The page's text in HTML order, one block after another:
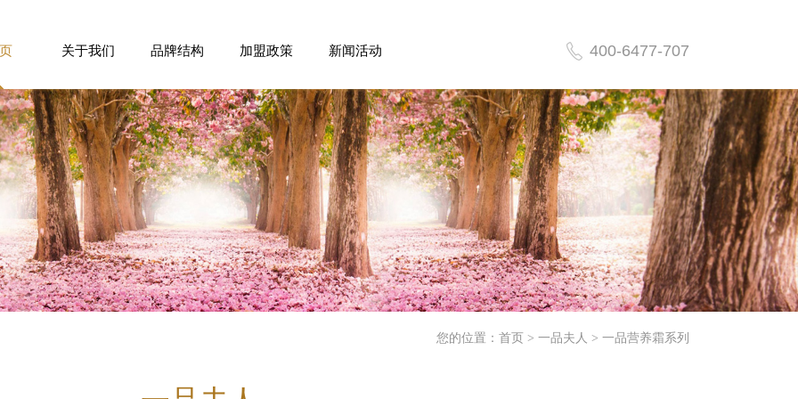
关于我们 品牌结构 加盟政策 新闻活动 400-6477-707
您的位置：首页 > 一品夫人 > 一品营养霜系列